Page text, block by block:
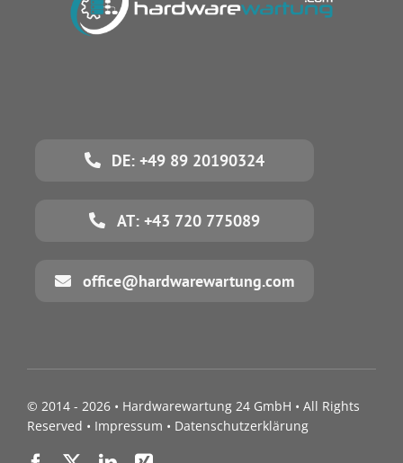
DE: +49 89 20190324
AT: +43 720 775089
office@hardwarewartung.com
© 2014 - 2026 • Hardwarewartung 24 GmbH • All Rights
Reserved • Impressum • Datenschutzerklärung